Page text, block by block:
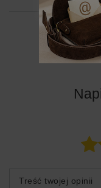
Treść twojej opinii